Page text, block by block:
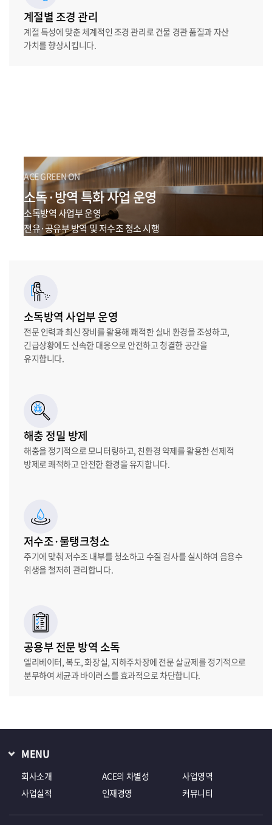
계절별 조경 관리
계절 특성에 맞춘 체계적인 조경 관리로 건물 경관 품질과 자산
가치를 향상시킵니다.
ACE GREEN ON
소독·방역 특화 사업 운영
소독방역 사업부 운영
전유·공유부 방역 및 저수조 청소 시행
소독방역 사업부 운영
전문 인력과 최신 장비를 활용해 쾌적한 실내 환경을 조성하고,
긴급상황에도 신속한 대응으로 안전하고 청결한 공간을
유지합니다.
해충 정밀 방제
해충을 정기적으로 모니터링하고, 친환경 약제를 활용한 선제적
방제로 쾌적하고 안전한 환경을 유지합니다.
저수조·물탱크청소
주기에 맞춰 저수조 내부를 청소하고 수질 검사를 실시하여 음용수
위생을 철저히 관리합니다.
공용부 전문 방역 소독
엘리베이터, 복도, 화장실, 지하주차장에 전문 살균제를 정기적으로
분무하여 세균과 바이러스를 효과적으로 차단합니다.
MENU
회사소개 ACE의 차별성
사업영역
사업실적
인재경영 커뮤니티